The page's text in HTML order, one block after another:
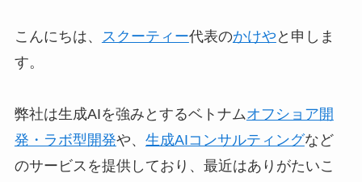
こんにちは、 スクーティー代表のかけや と申しま
す。
弊社は生成AIを強みとするベトナムオフショア開
発・ラボ型開発や、 生成AIコンサルティングなど
のサービスを提供しており、最近はありがたいこ